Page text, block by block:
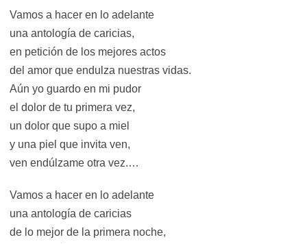
Vamos a hacer en lo adelante
una antología de caricias,
en petición de los mejores actos
del amor que endulza nuestras vidas.
Aún yo guardo en mi pudor
el dolor de tu primera vez,
un dolor que supo a miel
y una piel que invita ven,
ven endúlzame otra vez.…
Vamos a hacer en lo adelante
una antología de caricias
de lo mejor de la primera noche,